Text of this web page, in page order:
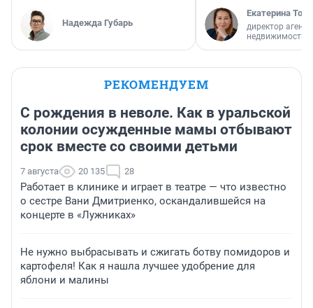
Надежда Губарь
Екатерина
директор
недвижимости
РЕКОМЕНДУЕМ
С рождения в неволе. Как в уральской
колонии осужденные мамы отбывают
срок вместе со своими детьми
7 августа 20 135 28
Работает в клинике и играет в театре — что известно
о сестре Вани Дмитриенко, оскандалившейся на
концерте в «Лужниках»
Не нужно выбрасывать и сжигать ботву помидоров и
картофеля! Как я нашла лучшее удобрение для
яблони и малины